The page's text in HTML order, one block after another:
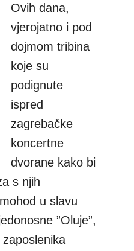
Ovih dana,
vjerojatno i pod
dojmom tribina
koje su
podignute
ispred
zagrebačke
koncertne
dvorane kako bi
s njih
u slavu
”Oluje”,